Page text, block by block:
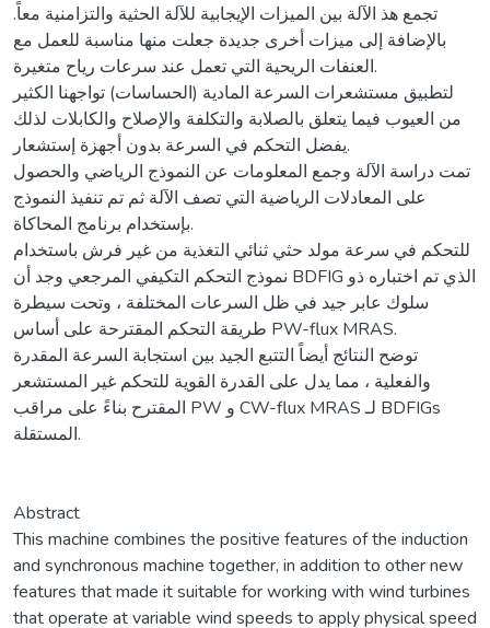
تجمع هذ الآلة بين الميزات الإيجابية للآلة الحثية والتزامنية معاً.
بالإضافة إلى ميزات أخرى جديدة جعلت منها مناسبة للعمل مع
العنفات الريحية التي تعمل عند سرعات رياح متغيرة.
لتطبيق مستشعرات السرعة المادية (الحساسات) تواجهنا الكثير
من العيوب فيما يتعلق بالصلابة والتكلفة والإصلاح والكابلات لذلك
يفضل التحكم في السرعة بدون أجهزة إستشعار.
تمت دراسة الآلة وجمع المعلومات عن النموذج الرياضي والحصول
على المعادلات الرياضية التي تصف الآلة ثم تم تنفيذ النموذج
بإستخدام برنامج المحاكاة.
للتحكم في سرعة مولد حثي ثنائي التغذية من غير فرش باستخدام
نموذج التحكم التكيفي المرجعي وجد أن BDFIG الذي تم اختباره ذو
سلوك عابر جيد في ظل السرعات المختلفة ، وتحت سيطرة
طريقة التحكم المقترحة على أساس PW-flux MRAS.
توضح النتائج أيضاً التتبع الجيد بين استجابة السرعة المقدرة
والفعلية ، مما يدل على القدرة القوية للتحكم غير المستشعر
المقترح بناءً على مراقب PW و CW-flux MRAS لـ BDFIGs
المستقلة.
Abstract
This machine combines the positive features of the induction
and synchronous machine together, in addition to other new
features that made it suitable for working with wind turbines
that operate at variable wind speeds to apply physical speed